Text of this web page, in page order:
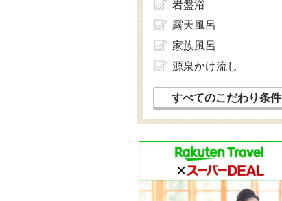
岩盤浴
露天風呂
家族風呂
源泉かけ流し
すべてのこだわり条件